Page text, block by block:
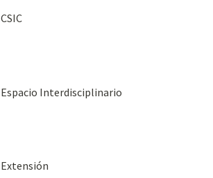
CSIC
Espacio Interdisciplinario
Extensión